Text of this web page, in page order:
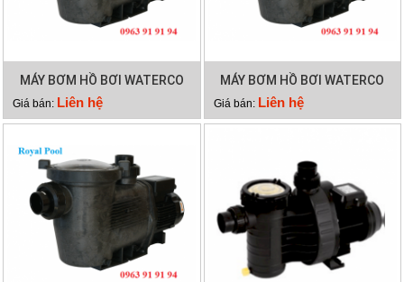
MÁY BƠM HỒ BƠI WATERCO
HYDROSTAR 200
Giá bán: Liên hệ
MÁY BƠM HỒ BƠI WATERCO
HYDROSTAR 250
Giá bán: Liên hệ